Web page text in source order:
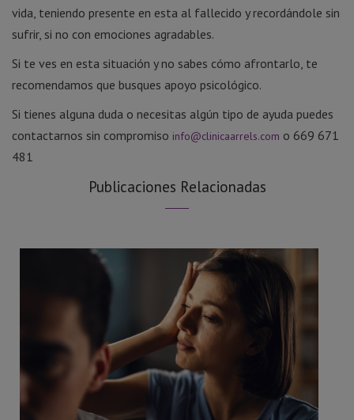
vida, teniendo presente en esta al fallecido y recordándole sin
sufrir, si no con emociones agradables.
Si te ves en esta situación y no sabes cómo afrontarlo, te
recomendamos que busques apoyo psicológico.
Si tienes alguna duda o necesitas algún tipo de ayuda puedes
contactarnos sin compromiso info@clinicaarrels.com o 669 671
481
Publicaciones Relacionadas